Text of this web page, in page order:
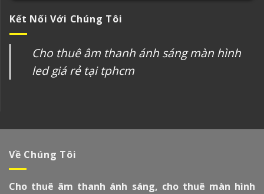
Kết Nối Với Chúng Tôi
Cho thuê âm thanh ánh sáng màn hình
led giá rẻ tại tphcm
Về Chúng Tôi
Cho thuê âm thanh ánh sáng, cho thuê màn hình